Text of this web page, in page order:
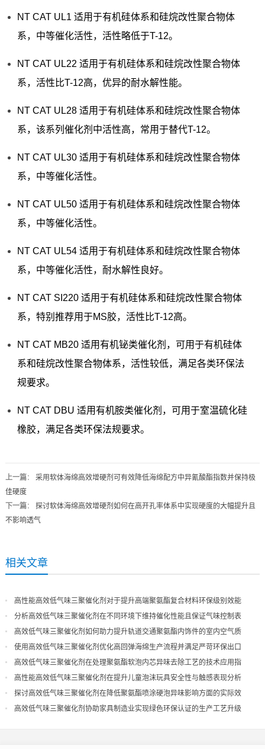
NT CAT UL1 适用于有机硅体系和硅烷改性聚合物体
系，中等催化活性，活性略低于T-12。
NT CAT UL22 适用于有机硅体系和硅烷改性聚合物体
系，活性比T-12高，优异的耐水解性能。
NT CAT UL28 适用于有机硅体系和硅烷改性聚合物体
系，该系列催化剂中活性高，常用于替代T-12。
NT CAT UL30 适用于有机硅体系和硅烷改性聚合物体
系，中等催化活性。
NT CAT UL50 适用于有机硅体系和硅烷改性聚合物体
系，中等催化活性。
NT CAT UL54 适用于有机硅体系和硅烷改性聚合物体
系，中等催化活性，耐水解性良好。
NT CAT SI220 适用于有机硅体系和硅烷改性聚合物体
系，特别推荐用于MS胶，活性比T-12高。
NT CAT MB20 适用有机铋类催化剂，可用于有机硅体
系和硅烷改性聚合物体系，活性较低，满足各类环保法
规要求。
NT CAT DBU 适用有机胺类催化剂，可用于室温硫化硅
橡胶，满足各类环保法规要求。
上一篇： 采用软体海绵高效增硬剂可有效降低海绵配方中异氰酸酯指数并保持极
佳硬度
下一篇： 探讨软体海绵高效增硬剂如何在高开孔率体系中实现硬度的大幅提升且
不影响透气
相关文章
高性能高效低气味三聚催化剂对于提升高端聚氨酯复合材料环保级别效能
分析高效低气味三聚催化剂在不同环境下维持催化性能且保证气味控制表
现
高效低气味三聚催化剂如何助力提升轨道交通聚氨酯内饰件的室内空气质
量
使用高效低气味三聚催化剂优化高回弹海绵生产流程并满足严苛环保出口
高效低气味三聚催化剂在处理聚氨酯软泡内芯异味去除工艺的技术应用指
导
高性能高效低气味三聚催化剂在提升儿童泡沫玩具安全性与触感表现分析
探讨高效低气味三聚催化剂在降低聚氨酯喷涂硬泡异味影响方面的实际效
果
高效低气味三聚催化剂协助家具制造业实现绿色环保认证的生产工艺升级